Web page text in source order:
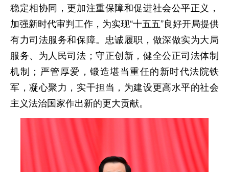
稳定相协同，更加注重保障和促进社会公平正义，
加强新时代审判工作，为实现“十五五”良好开局提供
有力司法服务和保障。忠诚履职，做深做实为大局
服务、为人民司法；守正创新，健全公正司法体制
机制；严管厚爱，锻造堪当重任的新时代法院铁
军，凝心聚力，实干担当，为建设更高水平的社会
主义法治国家作出新的更大贡献。